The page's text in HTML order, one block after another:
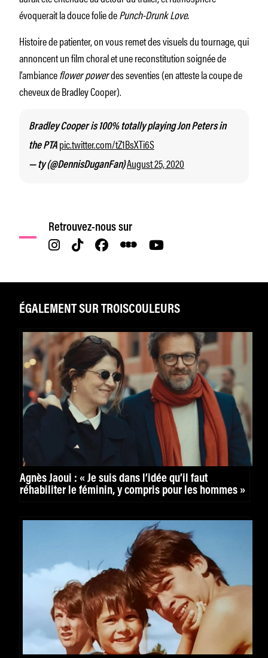
évoquerait la douce folie dePunch-Drunk Love.
Histoire de patienter, on vous remet des visuels du tournage, qui
annoncent un film choral et une reconstitution soignée de
l’ambianceflower powerdes seventies (en atteste la coupe de
cheveux de Bradley Cooper).
Bradley Cooper is 100% totally playing Jon Peters in
the PTA pic.twitter.com/tZ1BsXTi6S
— ty (@DennisDuganFan)August 25, 2020
Retrouvez-nous sur
ÉGALEMENT SUR TROISCOULEURS
Agnès Jaoui : « Je suis dans l’idée qu’il faut
réhabiliter le féminin, y compris pour les hommes »